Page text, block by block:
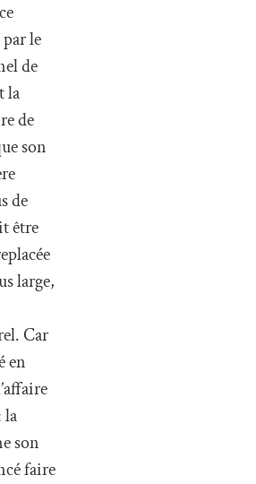
le
de
la
de
son
de
être
large,
Car
en
la
son
faire